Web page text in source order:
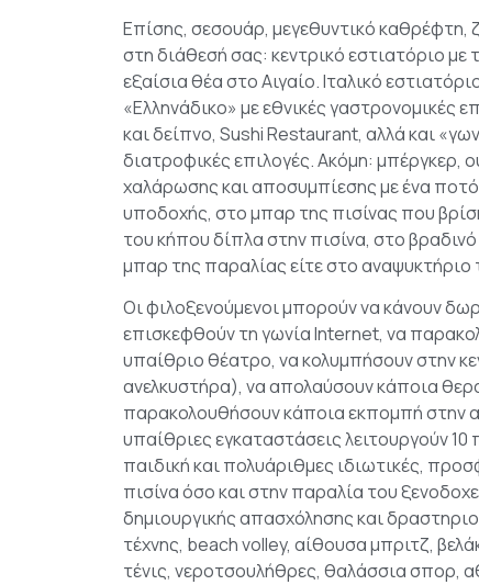
Επίσης, σεσουάρ, μεγεθυντικό καθρέφτη,
στη διάθεσή σας: κεντρικό εστιατόριο με
εξαίσια θέα στο Αιγαίο. Ιταλικό
«Ελληνάδικο» με εθνικές γαστρονομικές
και δείπνο, Sushi Restaurant, αλλά και
διατροφικές επιλογές. Ακόμη: μπέργκερ,
χαλάρωσης και αποσυμπίεσης με ένα
υποδοχής, στο μπαρ της πισίνας που
του κήπου δίπλα στην πισίνα, στο
μπαρ της παραλίας είτε στο
Οι φιλοξενούμενοι μπορούν να κάνουν
επισκεφθούν τη γωνία Internet, να
υπαίθριο θέατρο, να κολυμπήσουν στην
ανελκυστήρα), να απολαύσουν κάποια
παρακολουθήσουν κάποια εκπομπή στην
υπαίθριες εγκαταστάσεις λειτουργούν
παιδική και πολυάριθμες ιδιωτικές,
πισίνα όσο και στην παραλία του
δημιουργικής απασχόλησης και
τέχνης, beach volley, αίθουσα μπριτζ,
τένις, νεροτσουλήθρες, θαλάσσια σπορ,